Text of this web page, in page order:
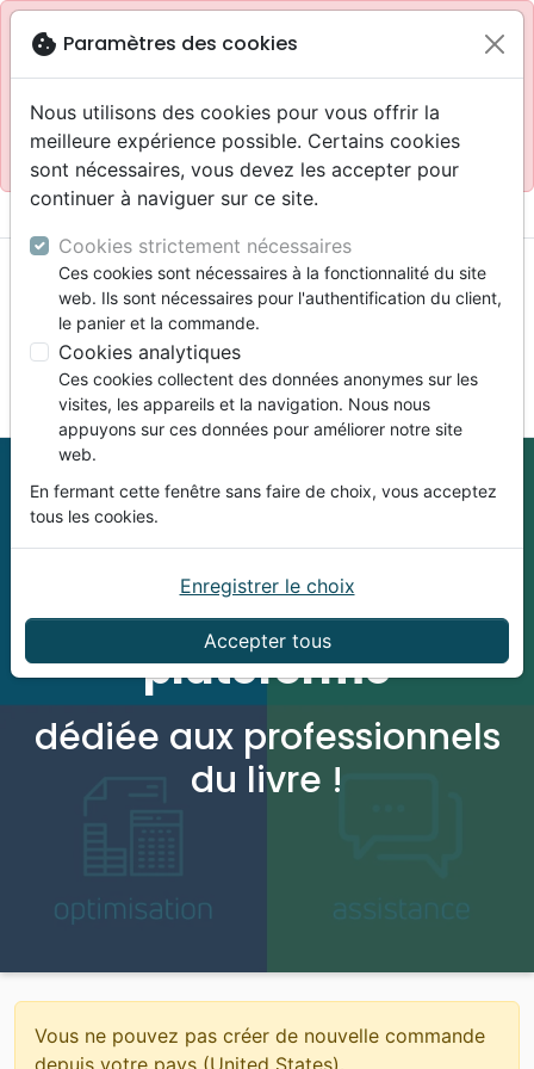
blockSite réservé aux professionnels
Accès pour les professionnels : Se connecter
Site pour le grand public : La Maison de la Bible
menu
Bienvenue sur la
plateforme
dédiée aux professionnels
du livre !
Vous ne pouvez pas créer de nouvelle commande
depuis votre pays (United States).
cookie Paramètres des cookies
Nous utilisons des cookies pour vous offrir la
meilleure expérience possible. Certains cookies
sont nécessaires, vous devez les accepter pour
continuer à naviguer sur ce site.
Cookies strictement nécessaires
Ces cookies sont nécessaires à la fonctionnalité du site
web. Ils sont nécessaires pour l'authentification du client,
le panier et la commande.
Cookies analytiques
Ces cookies collectent des données anonymes sur les
visites, les appareils et la navigation. Nous nous
appuyons sur ces données pour améliorer notre site
web.
En fermant cette fenêtre sans faire de choix, vous acceptez
tous les cookies.
Accepter tous
Enregistrer le choix